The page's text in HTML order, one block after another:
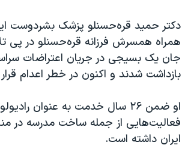
دکتر حمید قره‌حسنلو پزشک بشردوست
همراه همسرش فرزانه قره‌حسنلو در پی
جان یک بسیجی در جریان اعتراضات
بازداشت شدند و اکنون در خطر اعدام قرار
او ضمن ۲۶ سال خدمت به عنوان
فعالیت‌هایی از جمله ساخت مدرسه در
ایران داشته است.